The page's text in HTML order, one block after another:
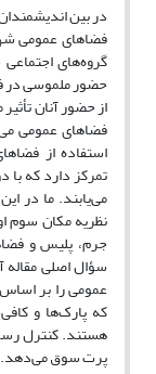
در بین
فضاهای عمومی‌
گروه‌های اجتماعی
حضور ملموسی در
از حضور آنان
فضاهای عمومی
استفاده از
تمرکز دارد که
می‌یابند. ما در
نظریه مکان سوم
جرم، پلیس و
سؤال اصلی
عمومی‌ ‌را بر
که پارک‌ها و
هستند. کنترل
پرت سوق می‌دهد.